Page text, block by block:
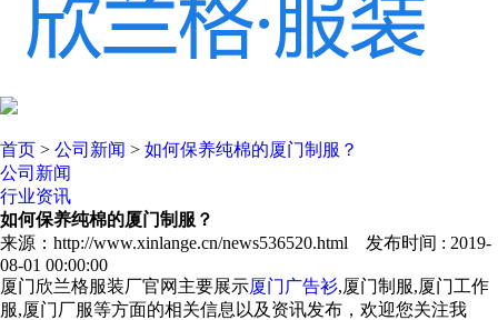
首页 > 公司新闻 > 如何保养纯棉的厦门制服？
公司新闻
行业资讯
如何保养纯棉的厦门制服？
来源：http://www.xinlange.cn/news536520.html 发布时间 : 2019-
08-01 00:00:00
厦门欣兰格服装厂官网主要展示厦门广告衫,厦门制服,厦门工作
服,厦门厂服等方面的相关信息以及资讯发布，欢迎您关注我